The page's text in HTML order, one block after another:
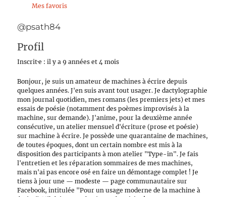
Mes favoris
@psath84
Profil
Inscrit·e : il y a 9 années et 4 mois
Bonjour, je suis un amateur de machines à écrire depuis
quelques années. J'en suis avant tout usager. Je dactylographie
mon journal quotidien, mes romans (les premiers jets) et mes
essais de poésie (notamment des poèmes improvisés à la
machine, sur demande). J'anime, pour la deuxième année
consécutive, un atelier mensuel d'écriture (prose et poésie)
sur machine à écrire. Je possède une quarantaine de machines,
de toutes époques, dont un certain nombre est mis à la
disposition des participants à mon atelier "Type-in". Je fais
l'entretien et les réparation sommaires de mes machines,
mais n'ai pas encore osé en faire un démontage complet ! Je
tiens à jour une — modeste — page communautaire sur
Facebook, intitulée "Pour un usage moderne de la machine à